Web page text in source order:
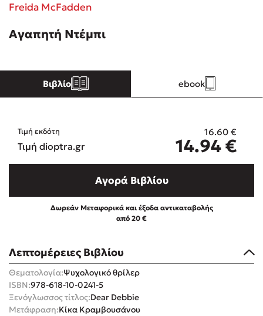
Ένας γίγαντας στο σχολείο
Πάνω, κάτω, μπροστά, πίσω
Mel Robbins
Η μέθοδος Αφήστε τους
Freida McFadden
Αγαπητή Ντέμπι
Βιβλίο ebook
Λεπτομέρειες Βιβλίου
Θεματολογία:Ψυχολογικό θρίλερ
ISBN:978-618-10-0241-5
Ξενόγλωσσος τίτλος:Dear Debbie
Μετάφραση:Κίκα Κραμβουσάνου
Τιμή εκδότη 16.60 €
Τιμή dioptra.gr 14.94€
Αγορά Βιβλίου
Δωρεάν Μεταφορικά και έξοδα αντικαταβολής
από 20 €